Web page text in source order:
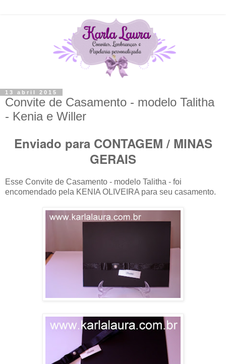
13 abril 2015
Convite de Casamento - modelo Talitha
- Kenia e Willer
Enviado para CONTAGEM / MINAS
GERAIS
Esse Convite de Casamento - modelo Talitha - foi
encomendado pela KENIA OLIVEIRA para seu casamento.